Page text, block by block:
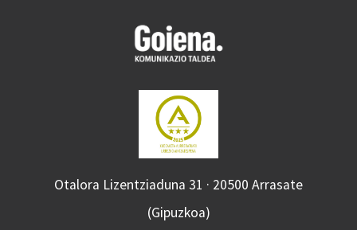
Otalora Lizentziaduna 31 · 20500 Arrasate
(Gipuzkoa)